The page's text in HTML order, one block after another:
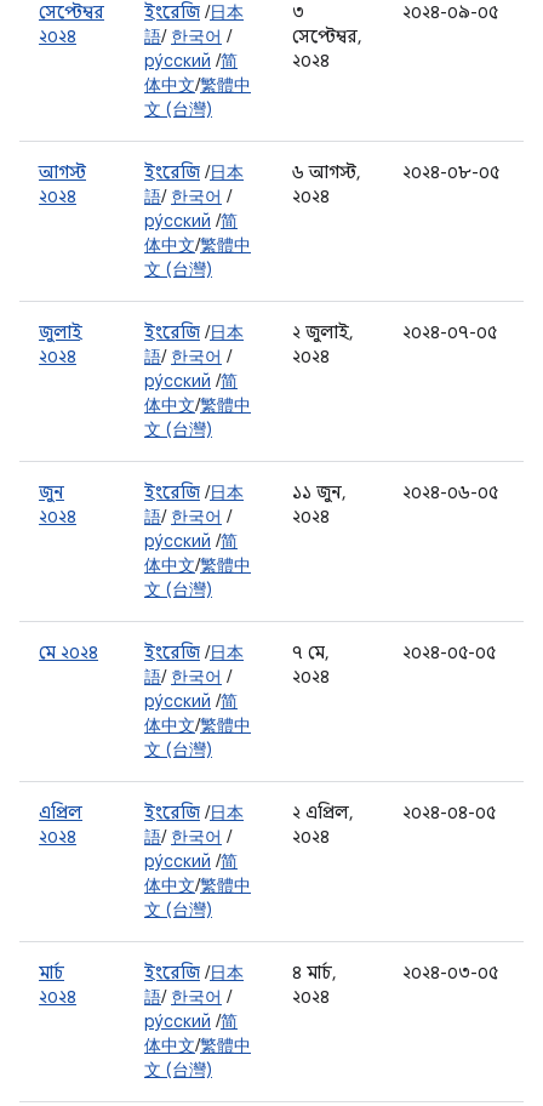
সেপ্টেম্বর
২০২৪
ইংরেজি /日本
語/ 한국어 /
ру́сский /简
体中文/繁體中
文 (台灣)
৩
সেপ্টেম্বর,
২০২৪
২০২৪-০৯-০৫
আগস্ট
২০২৪
ইংরেজি /日本
語/ 한국어 /
ру́сский /简
体中文/繁體中
文 (台灣)
৬ আগস্ট,
২০২৪
২০২৪-০৮-০৫
জুলাই
২০২৪
ইংরেজি /日本
語/ 한국어 /
ру́сский /简
体中文/繁體中
文 (台灣)
২ জুলাই,
২০২৪
২০২৪-০৭-০৫
জুন
২০২৪
ইংরেজি /日本
語/ 한국어 /
ру́сский /简
体中文/繁體中
文 (台灣)
১১ জুন,
২০২৪
২০২৪-০৬-০৫
মে ২০২৪ ইংরেজি /日本
語/ 한국어 /
ру́сский /简
体中文/繁體中
文 (台灣)
৭ মে,
২০২৪
২০২৪-০৫-০৫
এপ্রিল
২০২৪
ইংরেজি /日本
語/ 한국어 /
ру́сский /简
体中文/繁體中
文 (台灣)
২ এপ্রিল,
২০২৪
২০২৪-০৪-০৫
মার্চ
২০২৪
ইংরেজি /日本
語/ 한국어 /
ру́сский /简
体中文/繁體中
文 (台灣)
৪ মার্চ,
২০২৪
২০২৪-০৩-০৫